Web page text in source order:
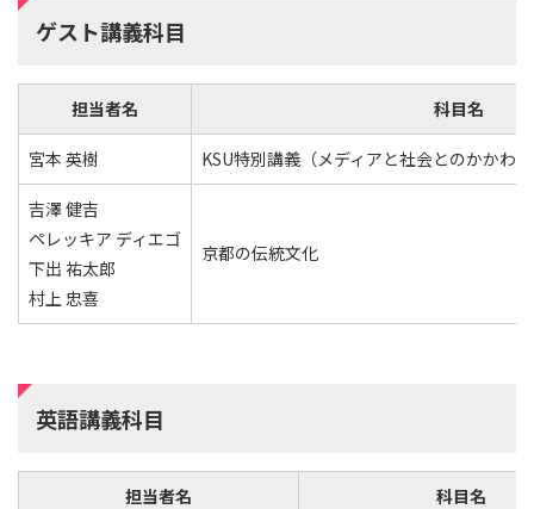
ゲスト講義科目
担当者名 科目名
宮本 英樹 KSU特別講義（メディアと社会とのかかわ
吉澤 健吉
ペレッキア ディエゴ
下出 祐太郎
村上 忠喜
京都の伝統文化
英語講義科目
担当者名 科目名